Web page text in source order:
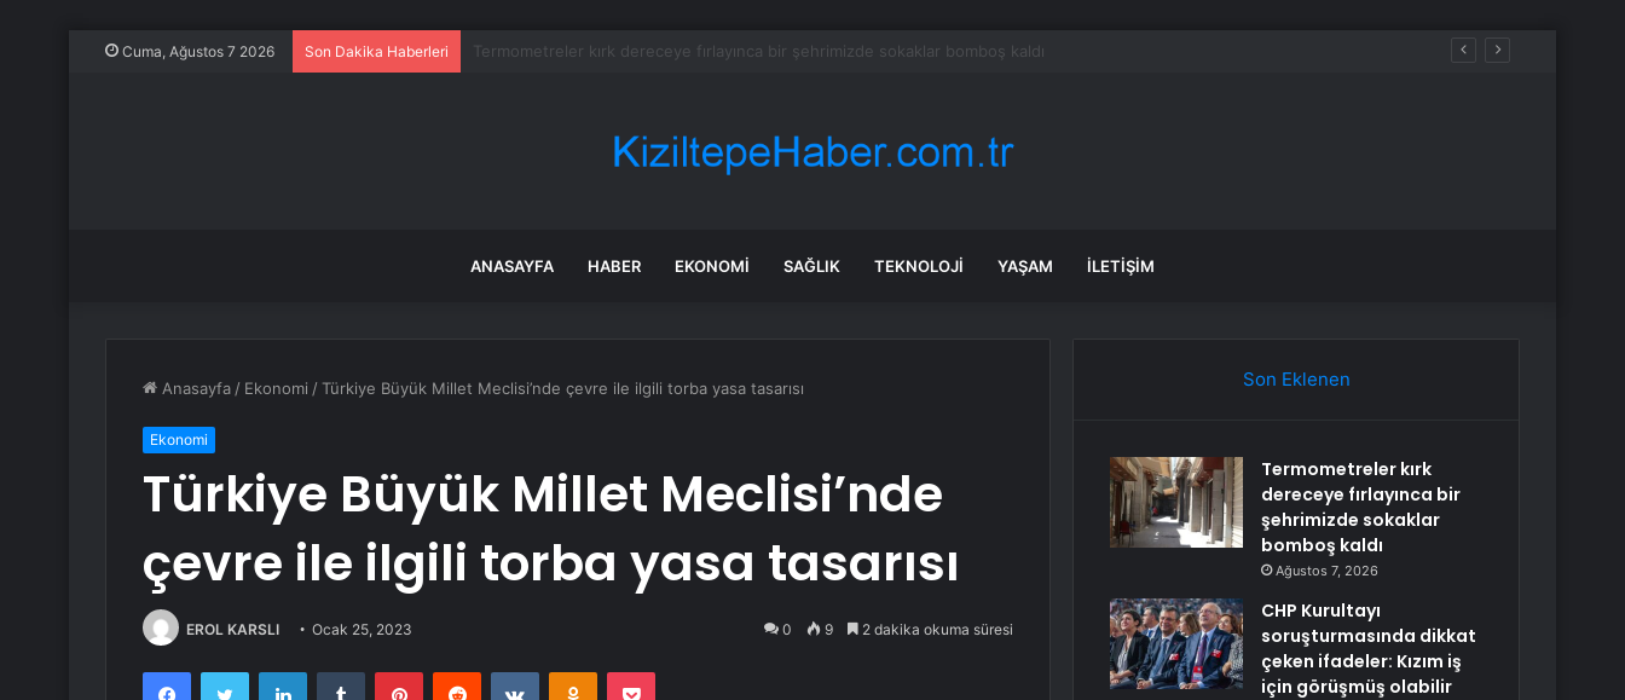
Cuma, Ağustos 7 2026 Son Dakika Haberleri CHP Kurultayı soruşturmasında dikkat çeken ifadeler: Kızım iş için görüşmüş olabilir
ANASAYFA HABER EKONOMI SAĞLIK TEKNOLOJI YAŞAM İLETIŞIM
Anasayfa / Ekonomi /Türkiye Büyük Millet Meclisi’nde çevre ile ilgili torba yasa tasarısı
Ekonomi
Türkiye Büyük Millet Meclisi’nde
çevre ile ilgili torba yasa tasarısı
EROL KARSLI Ocak 25, 2023 0 9 2 dakika okuma süresi
FacebookTwitter LinkedInTumblr PinterestReddit VKontakteOdnoklassniki
Pocket
Son Eklenen
Termometreler kırk
dereceye fırlayınca bir
şehrimizde sokaklar
bomboş kaldı
Ağustos 7, 2026
CHP Kurultayı
soruşturmasında dikkat
çeken ifadeler: Kızım iş
için görüşmüş olabilir